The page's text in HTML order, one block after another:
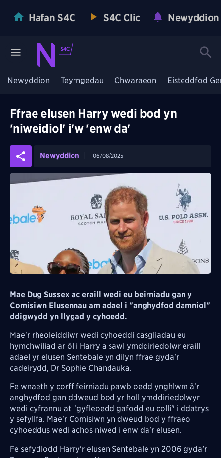
Hafan S4C S4C Clic Newyddion
Newyddion Teyrngedau Chwaraeon Eisteddfod
Ffrae elusen Harry wedi bod yn
'niweidiol' i'w 'enw da'
Newyddion 06/08/2025
Mae Dug Sussex ac eraill wedi eu beirniadu gan y
Comisiwn Elusennau am adael i "anghydfod damniol"
ddigwydd yn llygad y cyhoedd.
Mae'r rheoleiddiwr wedi cyhoeddi casgliadau eu
hymchwiliad ar ôl i Harry a sawl ymddiriedolwr eraill
adael yr elusen Sentebale yn dilyn ffrae gyda'r
cadeirydd, Dr Sophie Chandauka.
Fe wnaeth y corff feirniadu pawb oedd ynghlwm â'r
anghydfod gan ddweud bod yr holl ymddiriedolwyr
wedi cyfrannu at "gyfleoedd gafodd eu colli" i ddatrys
y sefyllfa. Mae'r Comisiwn yn dweud bod y ffraeo
cyhoeddus wedi achos niwed i enw da'r elusen.
Fe sefydlodd Harry'r elusen Sentebale yn 2006 gyda’r